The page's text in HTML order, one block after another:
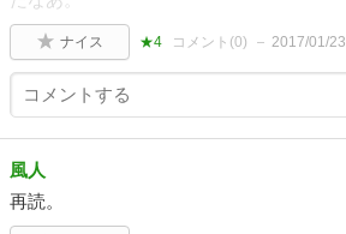
ナイス ★4 コメント(0) 2017/01/23
風人
再読。